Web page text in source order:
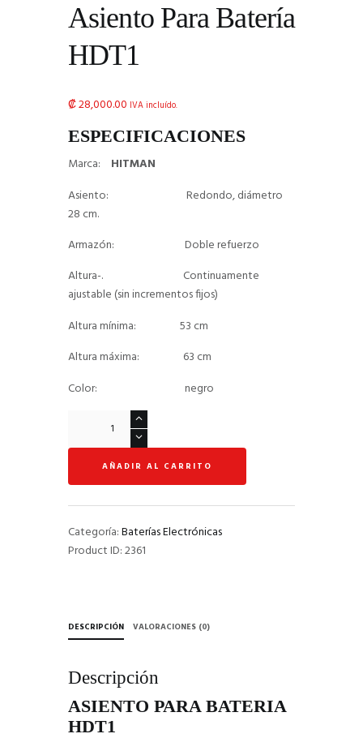
Asiento Para Batería
HDT1
₡28,000.00 IVA incluído.
ESPECIFICACIONES
Marca:
HITMAN
Asiento: Redondo, diámetro
28 cm.
Armazón: Doble refuerzo
Altura-. Continuamente
ajustable (sin incrementos fijos)
Altura mínima: 53 cm
Altura máxima: 63 cm
Color: negro
Batería
AÑADIR AL CARRITO
Categoría:Baterías Electrónicas
Product ID:2361
DESCRIPCIÓN VALORACIONES (0)
Descripción
ASIENTO PARA BATERIA
HDT1